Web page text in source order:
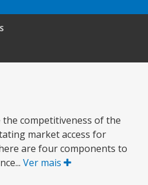
competitiveness of the
market access for
are four components to
Ver mais